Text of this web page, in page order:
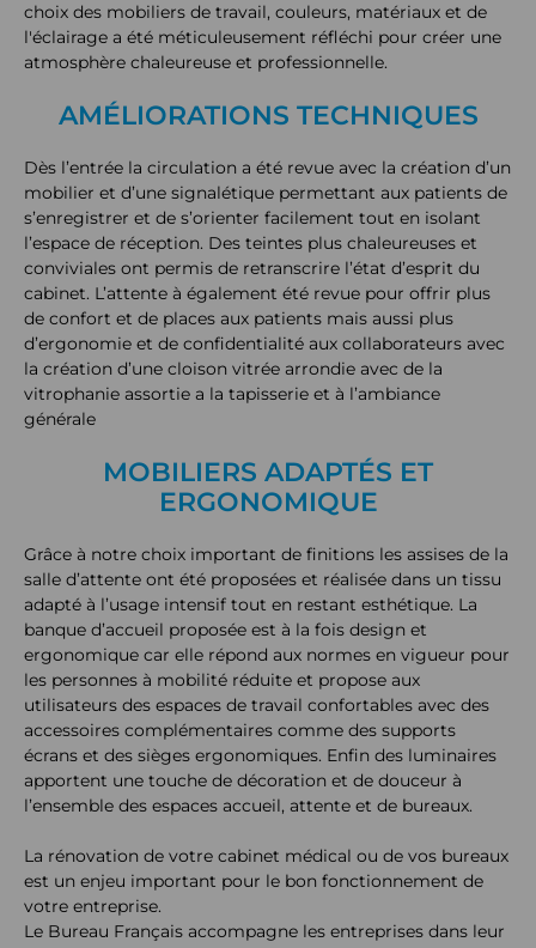
choix des mobiliers de travail, couleurs, matériaux et de
l'éclairage a été méticuleusement réfléchi pour créer une
atmosphère chaleureuse et professionnelle.
AMÉLIORATIONS TECHNIQUES
Dès l’entrée la circulation a été revue avec la création d’un
mobilier et d’une signalétique permettant aux patients de
s’enregistrer et de s’orienter facilement tout en isolant
l’espace de réception. Des teintes plus chaleureuses et
conviviales ont permis de retranscrire l’état d’esprit du
cabinet. L’attente à également été revue pour offrir plus
de confort et de places aux patients mais aussi plus
d’ergonomie et de confidentialité aux collaborateurs avec
la création d’une cloison vitrée arrondie avec de la
vitrophanie assortie a la tapisserie et à l’ambiance
générale
MOBILIERS ADAPTÉS ET
ERGONOMIQUE
Grâce à notre choix important de finitions les assises de la
salle d’attente ont été proposées et réalisée dans un tissu
adapté à l’usage intensif tout en restant esthétique. La
banque d’accueil proposée est à la fois design et
ergonomique car elle répond aux normes en vigueur pour
les personnes à mobilité réduite et propose aux
utilisateurs des espaces de travail confortables avec des
accessoires complémentaires comme des supports
écrans et des sièges ergonomiques. Enfin des luminaires
apportent une touche de décoration et de douceur à
l’ensemble des espaces accueil, attente et de bureaux.
La rénovation de votre cabinet médical ou de vos bureaux
est un enjeu important pour le bon fonctionnement de
votre entreprise.
Le Bureau Français accompagne les entreprises dans leur